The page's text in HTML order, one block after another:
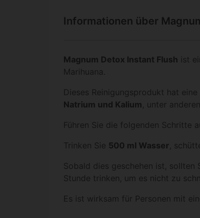
Informationen über
Magnum Detox Instant Flush ist
Marihuana.
Dieses Reinigungsprodukt hat
Natrium und Kalium , unter
Führen Sie die folgenden Schritte
Trinken Sie 500 ml Wasser,
Sobald dies geschehen ist, sollten
Stunde trinken, um es nicht zu
Es ist wirksam für Personen mit